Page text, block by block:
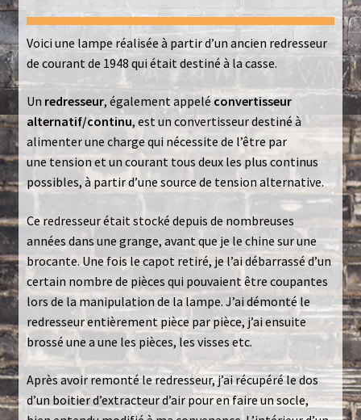
Office
Paiement
Panier
Pliant
Politique de confidentialité
Toutes les lampes
Voici une lampe réalisée à partir d’un ancien redresseur
de courant de 1948 qui était destiné à la casse.
Un redresseur, également appeléconvertisseur
alternatif/continu, est un convertisseur destiné à
alimenter une charge qui nécessite de l’être par
une tension et un courant tous deux les plus continus
possibles, à partir d’une source de tension alternative.
Ce redresseur était stocké depuis de nombreuses
années dans une grange, avant que je le chine sur une
brocante. Une fois le capot retiré, je l’ai débarrassé d’un
certain nombre de pièces qui pouvaient être coupantes
lors de la manipulation de la lampe. J’ai démonté le
redresseur entièrement pièce par pièce, j’ai ensuite
brossé une a une les pièces, les visses etc.
Après avoir remonté le redresseur, j’ai récupéré le dos
d’un boitier d’extracteur d’air pour en faire un socle,